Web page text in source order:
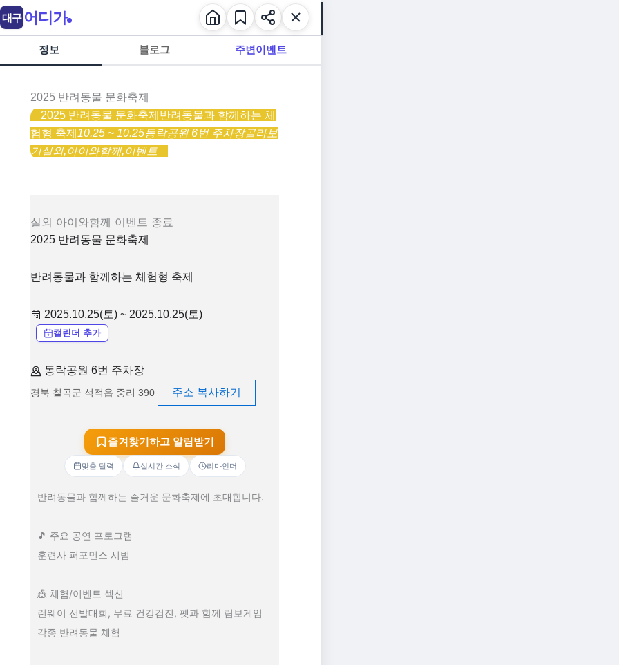
정보 블로그 주변이벤트
2025 반려동물 문화축제
2025 반려동물 문화축제 반려동물과 함께하는 체
험형 축제 10.25 ~ 10.25동락공원 6번 주차장골라보
기실외,아이와함께,이벤트
실외 아이와함께 이벤트 종료
2025 반려동물 문화축제
반려동물과 함께하는 체험형 축제
2025.10.25(토) ~ 2025.10.25(토)
캘린더 추가
동락공원 6번 주차장
경북 칠곡군 석적읍 중리 390 주소 복사하기
즐겨찾기하고 알림받기
맞춤 달력 실시간 소식 리마인더
반려동물과 함께하는 즐거운 문화축제에 초대합니다.
🎵 주요 공연 프로그램
훈련사 퍼포먼스 시범
🎪 체험/이벤트 섹션
런웨이 선발대회, 무료 건강검진, 펫과 함께 림보게임
각종 반려동물 체험
대구 어디가